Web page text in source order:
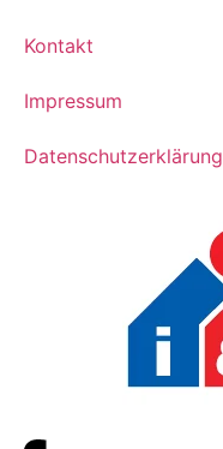
Kontakt
Impressum
Datenschutzerklärung